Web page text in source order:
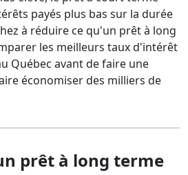
payés plus bas sur la durée
à réduire ce qu'un prêt à long
les meilleurs taux d'intérêt
Québec avant de faire une
économiser des milliers de
prêt à long terme